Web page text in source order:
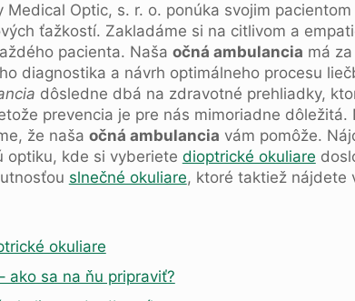
Medical Optic, s. r. o. ponúka svojim
ťažkostí. Zakladáme si na citlivom a
pacienta. Naša očná ambulancia má
diagnostika a návrh optimálneho procesu
dôsledne dbá na zdravotné prehliadky,
prevencia je pre nás mimoriadne
že naša očná ambulancia vám pomôže.
optiku, kde si vyberiete dioptrické okuliare
slnečné okuliare, ktoré taktiež nájdete
okuliare
ako sa na ňu pripraviť?